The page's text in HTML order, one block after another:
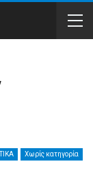
Χωρίς κατηγορία